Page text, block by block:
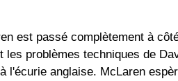
est passé complètement à
problèmes techniques de
l'écurie anglaise. McLaren